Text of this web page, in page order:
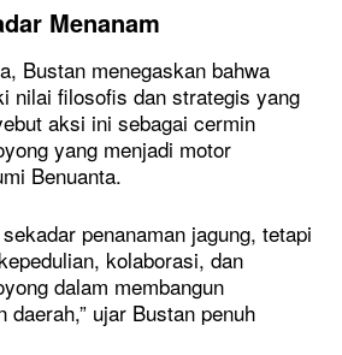
Menanam
Bustan menegaskan bahwa
nilai filosofis dan strategis yang
aksi ini sebagai cermin
yang menjadi motor
Benuanta.
penanaman jagung, tetapi
kolaborasi, dan
dalam membangun
daerah,” ujar Bustan penuh